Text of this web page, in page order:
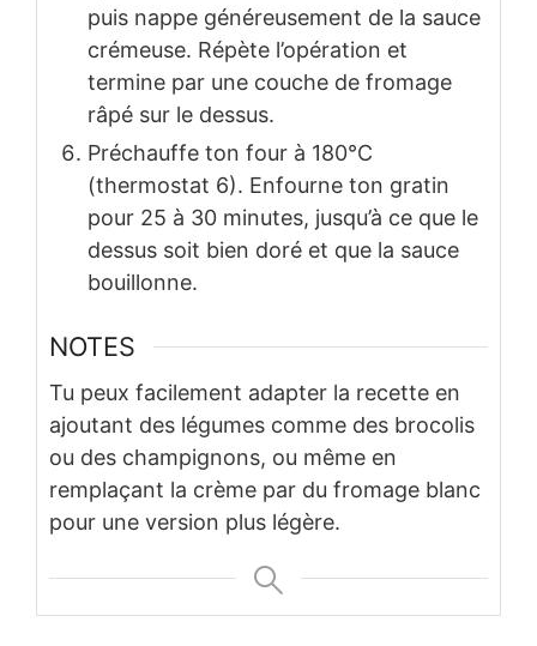
puis nappe généreusement de la sauce
crémeuse. Répète l’opération et
termine par une couche de fromage
râpé sur le dessus.
Préchauffe ton four à 180°C
(thermostat 6). Enfourne ton gratin
pour 25 à 30 minutes, jusqu’à ce que le
dessus soit bien doré et que la sauce
bouillonne.
NOTES
Tu peux facilement adapter la recette en
ajoutant des légumes comme des brocolis
ou des champignons, ou même en
remplaçant la crème par du fromage blanc
pour une version plus légère.